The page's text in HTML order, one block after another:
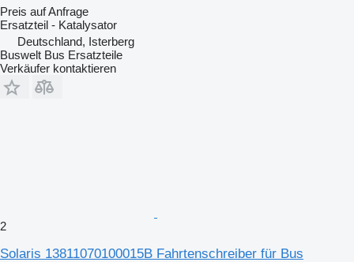
Preis auf Anfrage
Ersatzteil - Katalysator
Deutschland, Isterberg
Buswelt Bus Ersatzteile
Verkäufer kontaktieren
2
Solaris 13811070100015B Fahrtenschreiber für Bus